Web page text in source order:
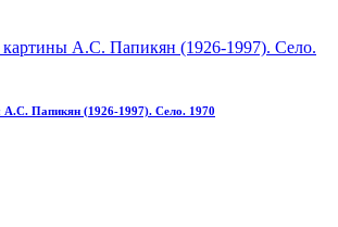
А.С. Папикян (1926-1997). Село. 1970